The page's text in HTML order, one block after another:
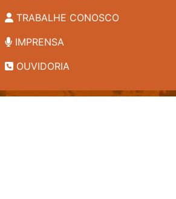
TRABALHE CONOSCO
IMPRENSA
OUVIDORIA